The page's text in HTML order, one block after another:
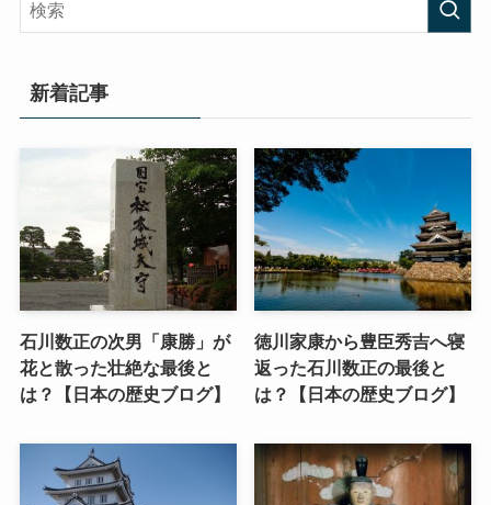
新着記事
石川数正の次男「康勝」が
花と散った壮絶な最後と
は？【日本の歴史ブログ】
徳川家康から豊臣秀吉へ寝
返った石川数正の最後と
は？【日本の歴史ブログ】